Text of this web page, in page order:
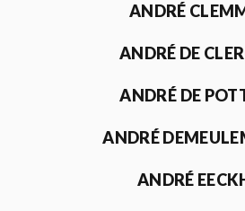
ANDRÉ
ANDRÉ DE
ANDRÉ DE
ANDRÉ
ANDRÉ